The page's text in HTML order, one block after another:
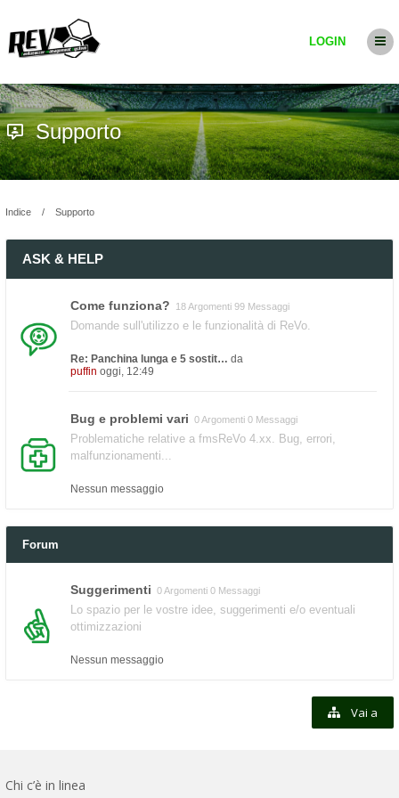
LOGIN
Supporto
Indice Supporto
ASK & HELP
Come funziona? 18 Argomenti 99 Messaggi
Domande sull'utilizzo e le funzionalità di ReVo.
Re: Panchina lunga e 5 sostit… da
puffin oggi, 12:49
Bug e problemi vari 0 Argomenti 0 Messaggi
Problematiche relative a fmsReVo 4.xx. Bug, errori,
malfunzionamenti...
Nessun messaggio
Forum
Suggerimenti 0 Argomenti 0 Messaggi
Lo spazio per le vostre idee, suggerimenti e/o eventuali
ottimizzazioni
Nessun messaggio
Vai a
Chi c’è in linea